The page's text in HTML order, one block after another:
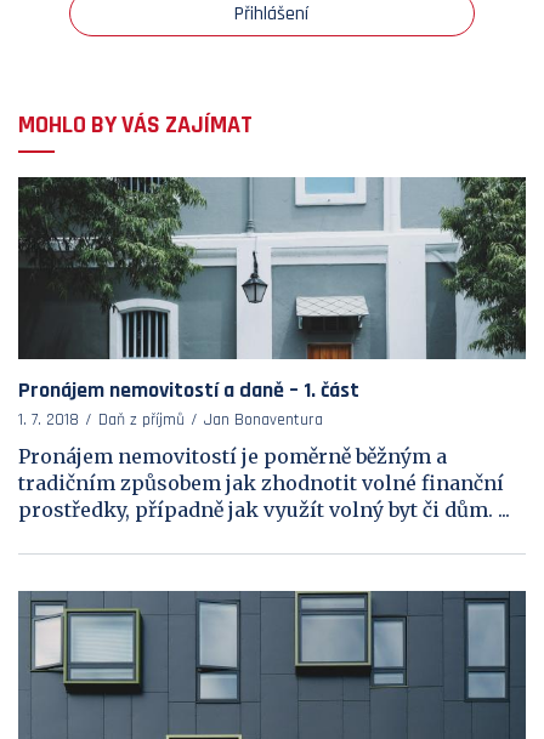
Přihlášení
MOHLO BY VÁS ZAJÍMAT
Pronájem nemovitostí a daně – 1. část
1. 7. 2018 Daň z příjmů Jan Bonaventura
Pronájem nemovitostí je poměrně běžným a
tradičním způsobem jak zhodnotit volné finanční
prostředky, případně jak využít volný byt či dům. ...